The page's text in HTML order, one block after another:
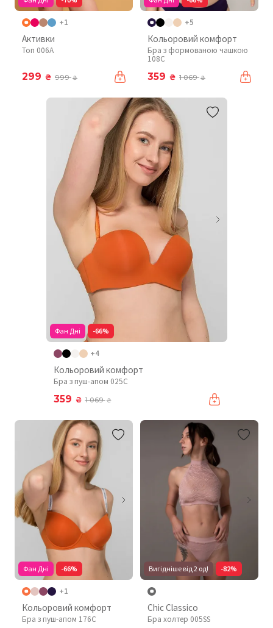
+1
Активки
Топ 006A
299 ₴ 999₴
+5
Кольоровий комфорт
Бра з формованою чашкою
108C
359 ₴ 1 069₴
Фан Дні -66%
+4
Кольоровий комфорт
Бра з пуш-апом 025C
359 ₴ 1 069₴
Фан Дні -66%
+1
Кольоровий комфорт
Бра з пуш-апом 176C
Вигідніше від 2 од! -82%
Chic Classico
Бра холтер 005SS